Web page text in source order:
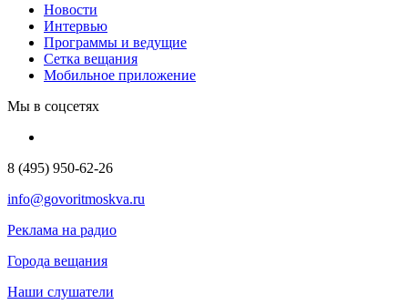
Новости
Интервью
Программы и ведущие
Сетка вещания
Мобильное приложение
Мы в соцсетях
8 (495) 950-62-26
info@govoritmoskva.ru
Реклама на радио
Города вещания
Наши слушатели